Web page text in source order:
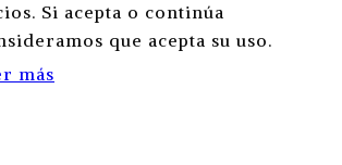
Si acepta o continúa
que acepta su uso.
más